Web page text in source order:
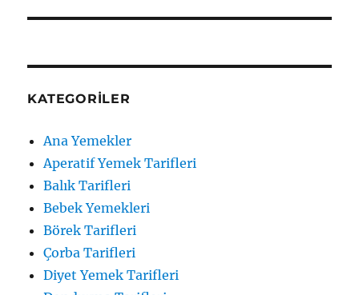
KATEGORILER
Ana Yemekler
Aperatif Yemek Tarifleri
Balık Tarifleri
Bebek Yemekleri
Börek Tarifleri
Çorba Tarifleri
Diyet Yemek Tarifleri